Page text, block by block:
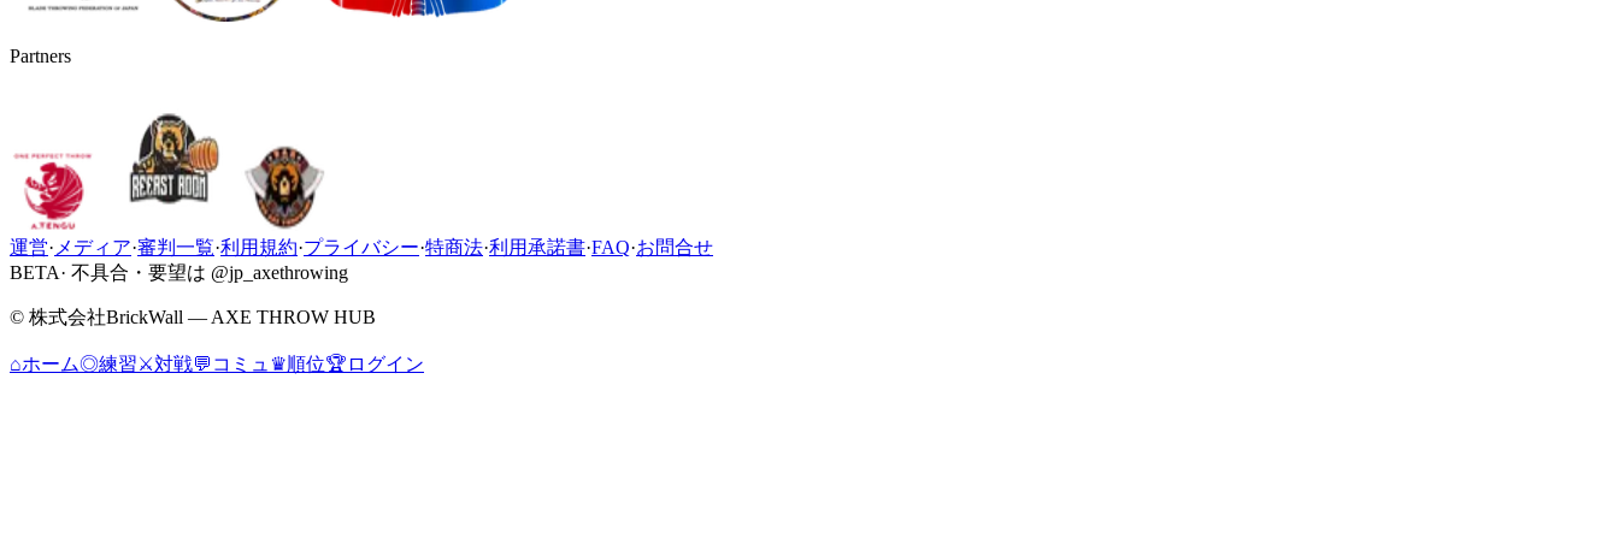
Partners
運営· メディア·審判一覧·利用規約·プライバシー·特商法·利用承諾書·FAQ·お問合せ
BETA· 不具合・要望は @jp_axethrowing
© 株式会社BrickWall — AXE THROW HUB
⌂ホーム◎練習⚔対戦💬 コミュ ♛順位🏆 ログイン